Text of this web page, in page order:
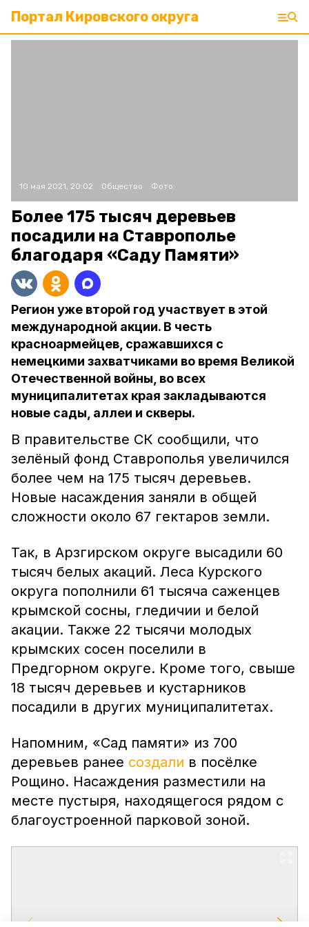
Портал Кировского округа
10 мая 2021, 20:02 Общество Фото:
Более 175 тысяч деревьев
посадили на Ставрополье
благодаря «Саду Памяти»
Регион уже второй год участвует в этой
международной акции. В честь
красноармейцев, сражавшихся с
немецкими захватчиками во время Великой
Отечественной войны, во всех
муниципалитетах края закладываются
новые сады, аллеи и скверы.
В правительстве СК сообщили, что
зелёный фонд Ставрополья увеличился
более чем на 175 тысяч деревьев.
Новые насаждения заняли в общей
сложности около 67 гектаров земли.
Так, в Арзгирском округе высадили 60
тысяч белых акаций. Леса Курского
округа пополнили 61 тысяча саженцев
крымской сосны, гледичии и белой
акации. Также 22 тысячи молодых
крымских сосен поселили в
Предгорном округе. Кроме того, свыше
18 тысяч деревьев и кустарников
посадили в других муниципалитетах.
Напомним, «Сад памяти» из 700
деревьев ранее создали в посёлке
Рощино. Насаждения разместили на
месте пустыря, находящегося рядом с
благоустроенной парковой зоной.